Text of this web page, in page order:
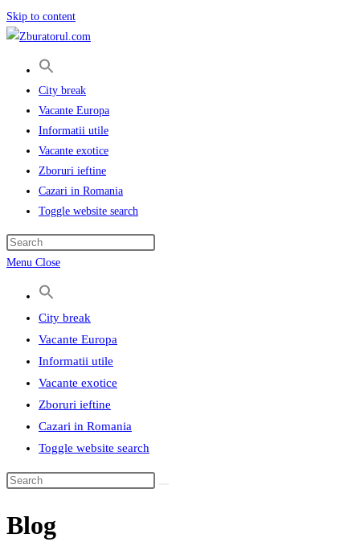
Skip to content
City break
Vacante Europa
Informatii utile
Vacante exotice
Zboruri ieftine
Cazari in Romania
Toggle website search
Menu Close
City break
Vacante Europa
Informatii utile
Vacante exotice
Zboruri ieftine
Cazari in Romania
Toggle website search
Blog